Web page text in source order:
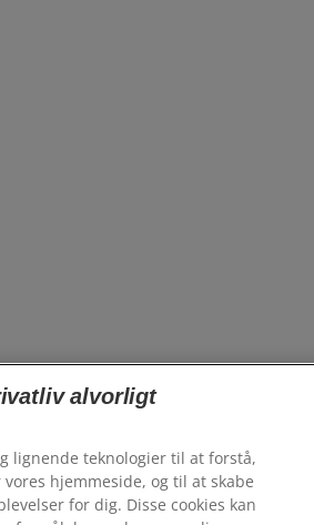
alvorligt
lignende teknologier til at forstå,
hjemmeside, og til at skabe
for dig. Disse cookies kan